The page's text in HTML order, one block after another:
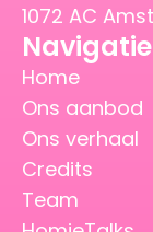
1072 AC
Navigatie
Home
Ons aanbod
Ons verhaal
Credits
Team